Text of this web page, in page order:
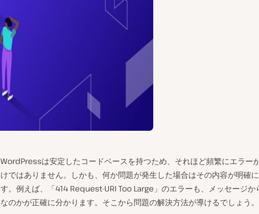
WordPressは安定したコードベースを持つため、それほど頻繁にエラー
けではありません。しかも、何か問題が発生した場合はその内容が明確
す。例えば、「414 Request-URI Too Large」のエラーも、メッセージか
なのかが正確に分かります。そこから問題の解決方法が導けるでしょう。